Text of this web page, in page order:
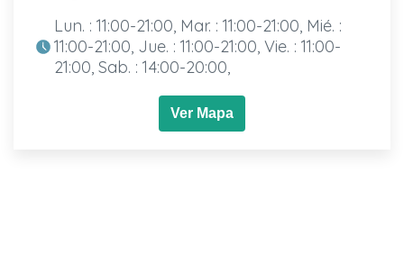
Lun. : 11:00-21:00, Mar. : 11:00-21:00, Mié. :
11:00-21:00, Jue. : 11:00-21:00, Vie. : 11:00-
21:00, Sab. : 14:00-20:00,
Ver Mapa